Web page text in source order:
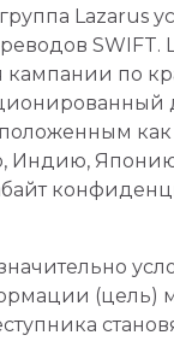
Lazarus
SWIFT.
кампании по
как
Индию,
(цель)